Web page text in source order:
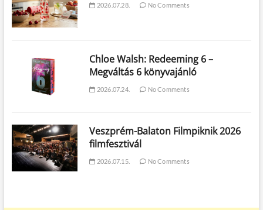
2026.07.28. No Comments
Chloe Walsh: Redeeming 6 –
Megváltás 6 könyvajánló
2026.07.24. No Comments
Veszprém-Balaton Filmpiknik 2026
filmfesztivál
2026.07.15. No Comments